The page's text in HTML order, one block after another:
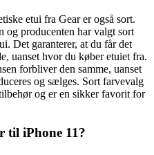
etui fra Gear er også sort.
og producenten har valgt sort
Det garanterer, at du får det
uanset hvor du køber etuiet fra.
forbliver den samme, uanset
og sælges. Sort farvevalg
og er en sikker favorit for
til iPhone 11?